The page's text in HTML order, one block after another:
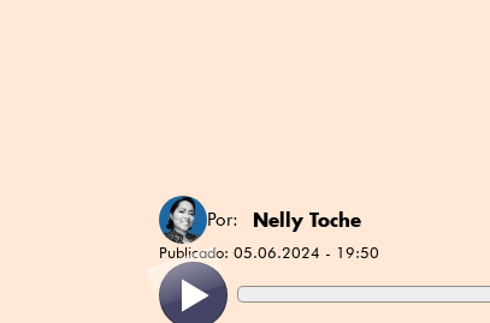
Por: Nelly Toche
Publicado: 05.06.2024 - 19:50